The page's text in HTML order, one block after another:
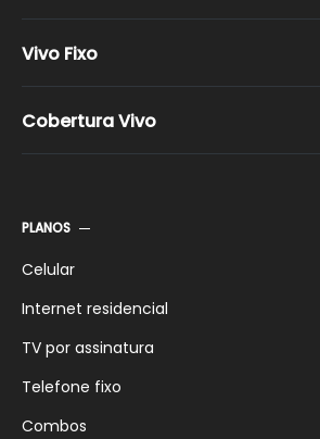
Vivo Pós-pago
Vivo Família
Vivo Fixo
Cobertura Vivo
PLANOS
Celular
Internet residencial
TV por assinatura
Telefone fixo
Combos